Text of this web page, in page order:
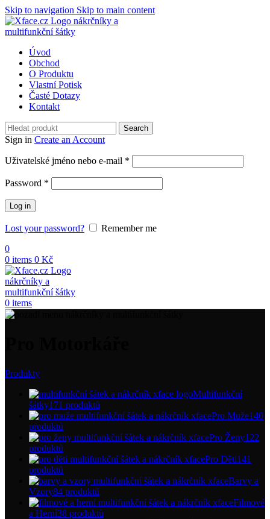
Skip to navigation Skip to main content
Úvod
Obchod
O Produktu
Vlastní Potisk
Časté Dotazy
Kontakt
Search
Sign in Create an Account
Uživatelské jméno nebo e-mail *
Password *
Log in
Lost your password?
Remember me
0
0 items 0 Kč
0 items
Produkty
Multifunkční
šátky171 produktů
Pro Muže140
produktů
Pro Ženy122
produktů
Pro Děti141
produktů
Barvy a
Vzory84 produktů
Filmové
a Herní38 produktů